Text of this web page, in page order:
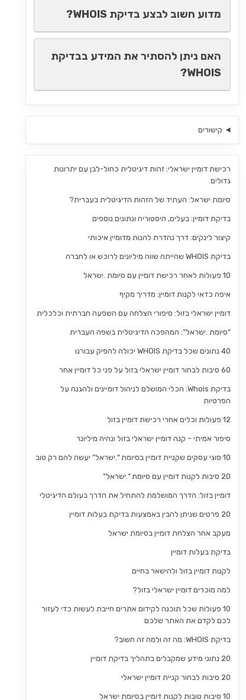
מדוע חשוב לבצע בדיקת WHOIS?
האם ניתן להסתיר את המידע בבדיקת
WHOIS?
קישורים
רכישת דומיין ישראלי: זהות דיגיטלית כחול-לבן עם יתרונות
גדולים
סיומת ישראל: העתיד של הזהות הדיגיטלית בעברית?
בדיקת דומיין: בעלים, היסטוריה ונתונים נוספים
קיצור לינקים: דרך נהדרת להנות מדומיין איכותי
בדיקת WHOIS שהייתה שווה מיליונים לרוכש או לחברה
10 פעולות לאחר רכישת דומיין עם סיומת .ישראל
איפה כדאי לקנות דומיין: מדריך מקיף
דומיין ישראלי בזול: סיפורי הצלחה עם השפעה חברתית וכלכלית
“סיומת .ישראל”: המהפכה הדיגיטלית בשפה העברית
40 נתונים שכל בדיקת WHOIS יכולה להפיק עבורנו
60 סיבות לבחור דומיין ישראלי בזול על פני כל דומיין אחר
בדיקת Whois: הכלי המושלם לניהול דומיינים ולהגנה על
הפרטיות
12 פעולות וכלים אחרי רכישת דומיין בזול
סיפור אמיתי – קנה דומיין ישראלי בזול ונהיה מיליונר
10 סוגי עסקים שקניית דומיין בסיומת “.ישראל” יעשה להם רק טוב
20 סיבות לקנות דומיין עם סיומת “.ישראל”
דומיין בזול: הדרך המושלמת להתחיל את הדרך בעולם הדיגיטלי
20 פרטים שניתן להבין באמצעות בדיקת בעלות דומיין
מעקב אחר הצלחת דומיין בסיומת ישראל
בדיקת בעלות דומיין
לקנות דומיין בזול ולהישאר בחיים
למה מוכרים דומיין ישראלי בזול?
10 פעולות שכל תוכנה לקידום אתרים חייבת לעשות כדי לעזור
לכם לקדם את האתר שלכם
בדיקת WHOIS: מה זה ולמה זה חשוב?
20 נתוני מידע שמקבלים בתהליך בדיקת דומיין
20 סיבות לבחור קניית דומיין ישראלי
10 סיבות טובות לקנות דומיין בסיומת ישראל